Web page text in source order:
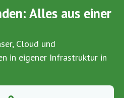
Alles aus einer
Cloud und
in eigener Infrastruktur in